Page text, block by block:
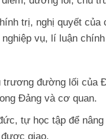
trị, nghị quyết
vụ, lí luận
trương đường lối của
Đảng và cơ quan.
tự học tập để
giao.